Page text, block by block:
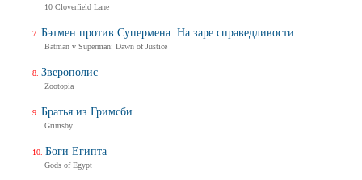
10 Cloverfield Lane
Бэтмен против Супермена: На заре справедливости
Batman v Superman: Dawn of Justice
Зверополис
Zootopia
Братья из Гримсби
Grimsby
Боги Египта
Gods of Egypt